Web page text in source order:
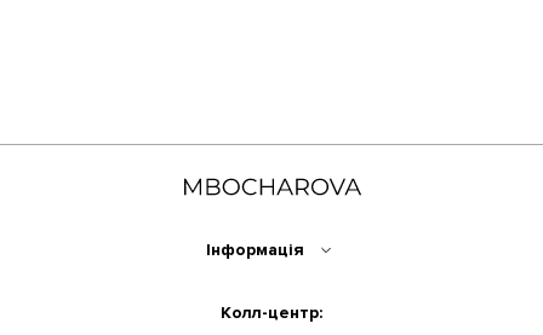
Інформація
Колл-центр: